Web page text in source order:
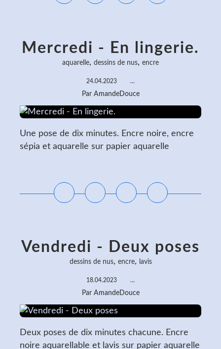
Mercredi - En lingerie.
aquarelle, dessins de nus, encre
24.04.2023 …
Par AmandeDouce
Une pose de dix minutes. Encre noire, encre
sépia et aquarelle sur papier aquarelle
Vendredi - Deux poses
dessins de nus, encre, lavis
18.04.2023 …
Par AmandeDouce
Deux poses de dix minutes chacune. Encre
noire aquarellable et lavis sur papier aquarelle